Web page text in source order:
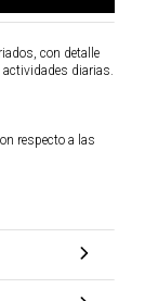
con detalle
diarias.
respecto a las